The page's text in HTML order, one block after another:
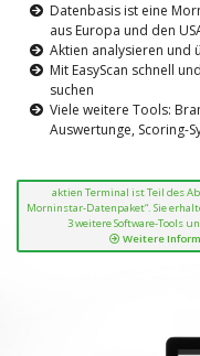
Datenbasis ist eine
aus Europa und den
Aktien analysieren und
Mit EasyScan schnell
suchen
Viele weitere Tools:
Auswertunge, Scoring-
aktien Terminal ist Teil des
Morninstar-Datenpaket“. Sie
3 weitere Software-Tools
Weitere